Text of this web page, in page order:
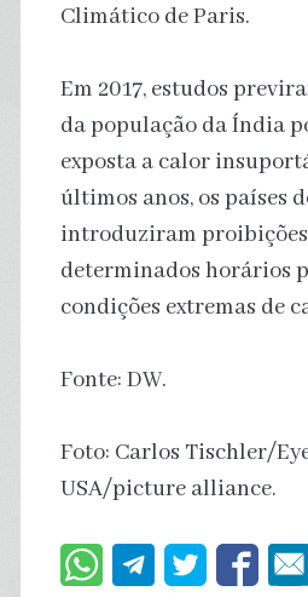
Climático de Paris.
Em 2017, estudos
da população da Índia
exposta a calor
últimos anos, os países
introduziram
determinados horários
condições extremas de
Fonte: DW.
Foto: Carlos Tischler/
USA/picture alliance.